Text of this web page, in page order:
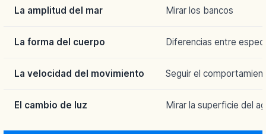
La amplitud del mar Mirar los bancos
La forma del cuerpo Diferencias entre
La velocidad del movimiento Seguir el
El cambio de luz Mirar la superficie del